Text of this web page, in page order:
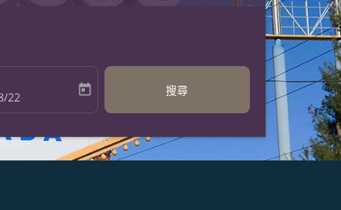
return-date-aria-label
22 today 搜尋